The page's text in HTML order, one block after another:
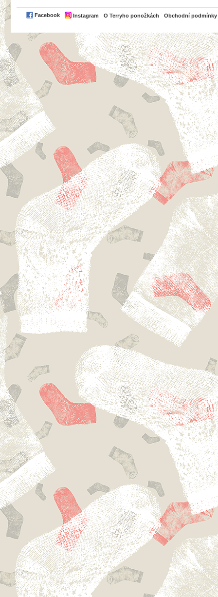
Facebook Instagram O Terryho ponožkách Obchodní podmínky
PayPal